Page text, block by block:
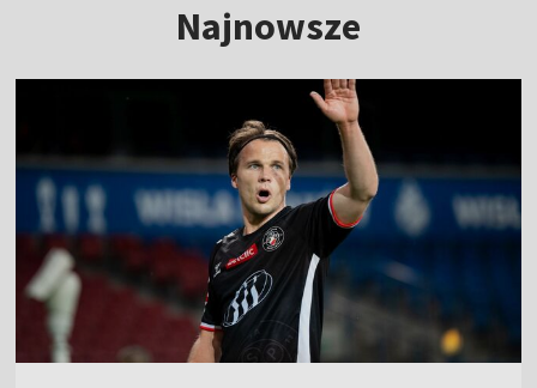
Najnowsze